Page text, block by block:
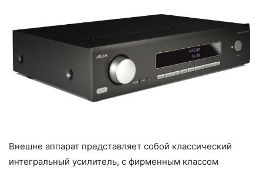
Внешне аппарат представляет собой классический
интегральный усилитель, с фирменным классом